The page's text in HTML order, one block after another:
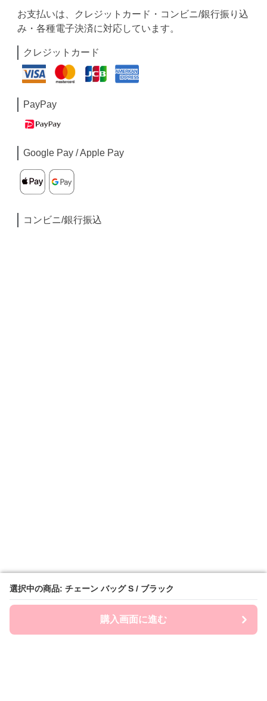
選択中の商品: チェーン バッグ S / ブラック
購入画面に進む
選択中の商品: チェーン バッグ S / ブラック
購入画面に進む
お支払いは、クレジットカード・コンビニ/銀行振り込
み・各種電子決済に対応しています。
クレジットカード
PayPay
Google Pay / Apple Pay
コンビニ/銀行振込